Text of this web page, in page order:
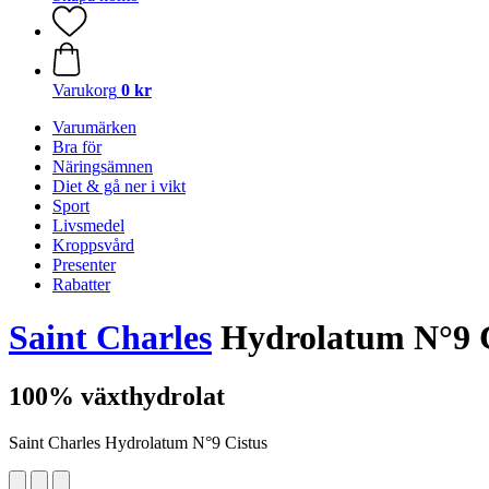
Varukorg 0 kr
Varumärken
Bra för
Näringsämnen
Diet & gå ner i vikt
Sport
Livsmedel
Kroppsvård
Presenter
Rabatter
Saint Charles Hydrolatum N°9
100% växthydrolat
Saint Charles Hydrolatum N°9 Cistus